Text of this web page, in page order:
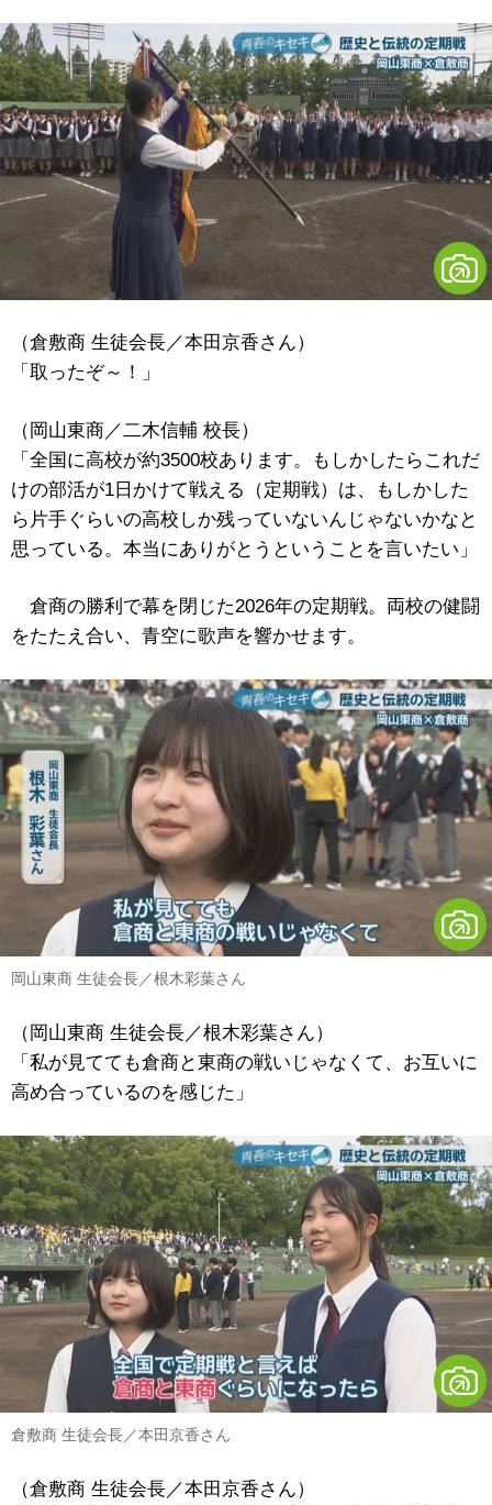
（倉敷商 生徒会長／本田京香さん）
「取ったぞ～！」
（岡山東商／二木信輔 校長）
「全国に高校が約3500校あります。もしかしたらこれだ
けの部活が1日かけて戦える（定期戦）は、もしかした
ら片手ぐらいの高校しか残っていないんじゃないかなと
思っている。本当にありがとうということを言いたい」
倉商の勝利で幕を閉じた2026年の定期戦。両校の健闘
をたたえ合い、青空に歌声を響かせます。
岡山東商 生徒会長／根木彩葉さん
（岡山東商 生徒会長／根木彩葉さん）
「私が見てても倉商と東商の戦いじゃなくて、お互いに
高め合っているのを感じた」
倉敷商 生徒会長／本田京香さん
（倉敷商 生徒会長／本田京香さん）